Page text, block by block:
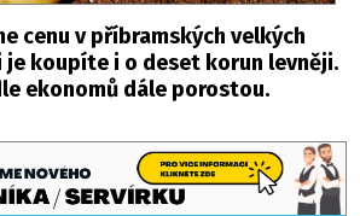
cenu v příbramských velkých
je koupíte i o deset korun levněji.
ekonomů dále porostou.